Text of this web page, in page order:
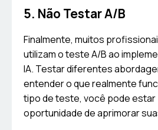
5. Não Testar A/B
Finalmente, muitos
utilizam o teste A/B ao
IA. Testar diferentes
entender o que realmente
tipo de teste, você pode estar
oportunidade de aprimorar